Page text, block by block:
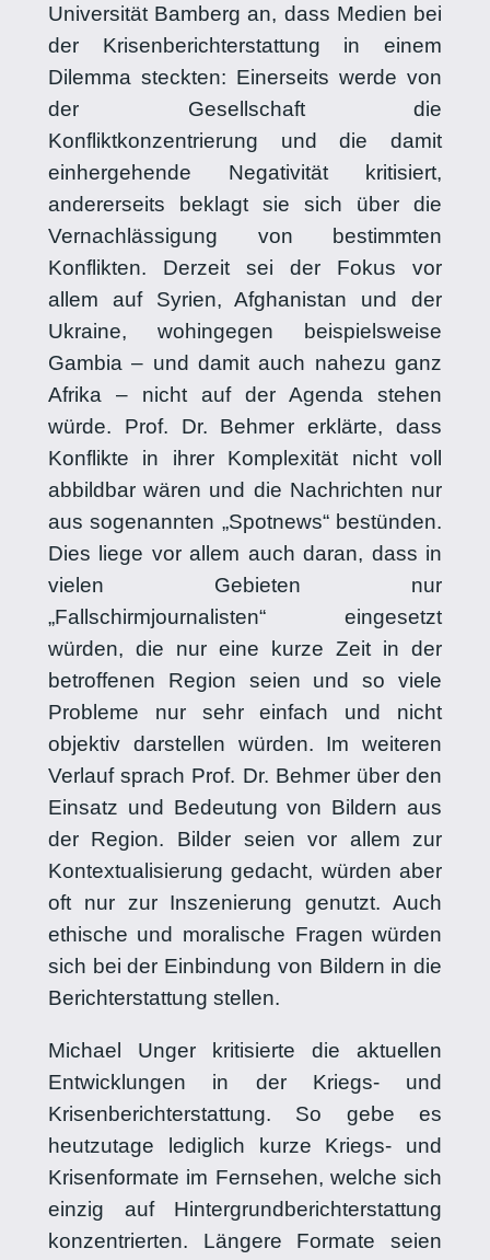
Universität Bamberg an, dass Medien bei
der Krisenberichterstattung in einem
Dilemma steckten: Einerseits werde von
der Gesellschaft die
Konfliktkonzentrierung und die damit
einhergehende Negativität kritisiert,
andererseits beklagt sie sich über die
Vernachlässigung von bestimmten
Konflikten. Derzeit sei der Fokus vor
allem auf Syrien, Afghanistan und der
Ukraine, wohingegen beispielsweise
Gambia – und damit auch nahezu ganz
Afrika – nicht auf der Agenda stehen
würde. Prof. Dr. Behmer erklärte, dass
Konflikte in ihrer Komplexität nicht voll
abbildbar wären und die Nachrichten nur
aus sogenannten „Spotnews“ bestünden.
Dies liege vor allem auch daran, dass in
vielen Gebieten nur
„Fallschirmjournalisten“ eingesetzt
würden, die nur eine kurze Zeit in der
betroffenen Region seien und so viele
Probleme nur sehr einfach und nicht
objektiv darstellen würden. Im weiteren
Verlauf sprach Prof. Dr. Behmer über den
Einsatz und Bedeutung von Bildern aus
der Region. Bilder seien vor allem zur
Kontextualisierung gedacht, würden aber
oft nur zur Inszenierung genutzt. Auch
ethische und moralische Fragen würden
sich bei der Einbindung von Bildern in die
Berichterstattung stellen.
Michael Unger kritisierte die aktuellen
Entwicklungen in der Kriegs- und
Krisenberichterstattung. So gebe es
heutzutage lediglich kurze Kriegs- und
Krisenformate im Fernsehen, welche sich
einzig auf Hintergrundberichterstattung
konzentrierten. Längere Formate seien